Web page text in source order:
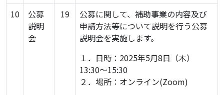
10
公募
説明
会
19
公募に関して、補助事業の内容及び
申請方法等について説明を行う公募
説明会を実施します。
１．日時：2025年5月8日（木）
13:30～15:30
２．場所：オンライン(Zoom)